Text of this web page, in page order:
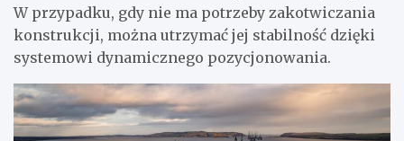
W przypadku, gdy nie ma potrzeby zakotwiczania
konstrukcji, można utrzymać jej stabilność dzięki
systemowi dynamicznego pozycjonowania.